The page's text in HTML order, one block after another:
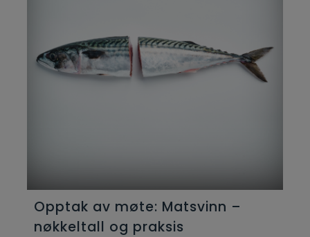
Opptak av møte: Matsvinn –
nøkkeltall og praksis